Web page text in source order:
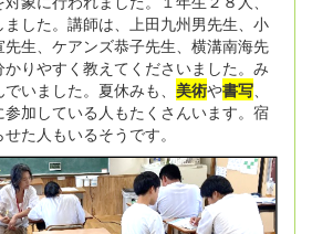
ました。講師は、上田九州男先生、小
生、ケアンズ恭子先生、横溝南海先
りやすく教えてくださいました。み
いました。夏休みも、 美術や書写
参加している人もたくさんいます。宿
た人もいるそうです。